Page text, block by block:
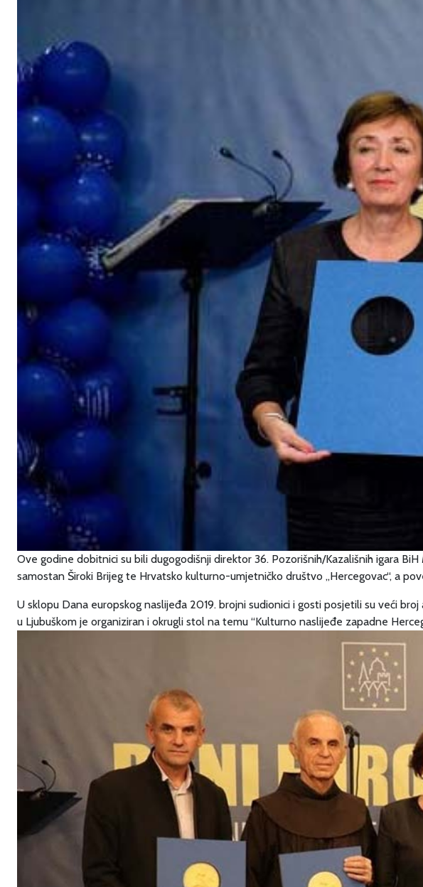
Ove godine dobitnici su bili dugogodišnji direktor 36. Pozorišnih/Kazališnih igara BiH
samostan Široki Brijeg te Hrvatsko kulturno-umjetničko društvo „Hercegovac“, a
U sklopu Dana europskog naslijeđa 2019. brojni sudionici i gosti posjetili su veći
u Ljubuškom je organiziran i okrugli stol na temu “Kulturno naslijeđe zapadne